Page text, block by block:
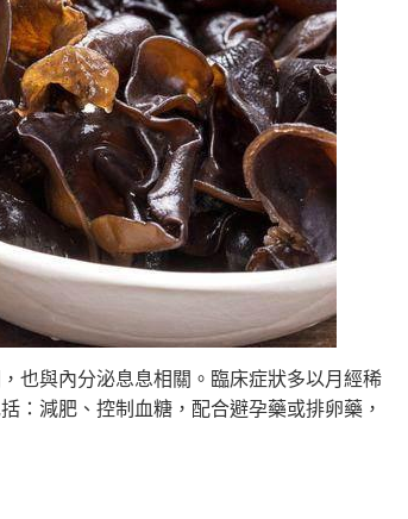
也與內分泌息息相關。臨床症狀多以月經稀
：減肥、控制血糖， 配合避孕藥或排卵藥，